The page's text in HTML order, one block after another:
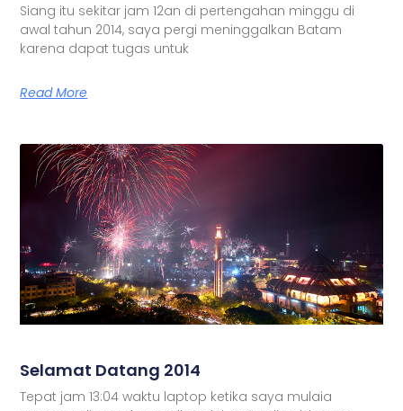
Siang itu sekitar jam 12an di pertengahan minggu di
awal tahun 2014, saya pergi meninggalkan Batam
karena dapat tugas untuk
Read More
Selamat Datang 2014
Tepat jam 13:04 waktu laptop ketika saya mulaia